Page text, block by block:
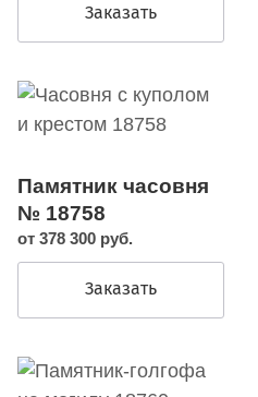
Заказать
Памятник часовня
№ 18758
от 378 300 руб.
Заказать